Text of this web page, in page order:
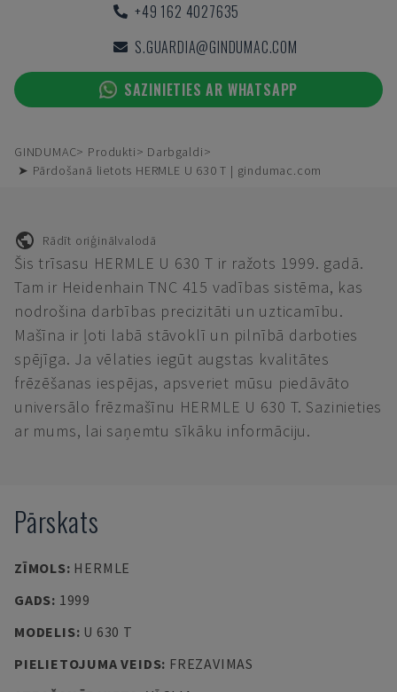
+49 162 4027635
S.GUARDIA@GINDUMAC.COM
SAZINIETIES AR WHATSAPP
GINDUMAC Produkti
Darbgaldi
➤ Pārdošanā lietots HERMLE U 630 T | gindumac.com
Rādīt oriģinālvalodā
Šis trīsasu HERMLE U 630 T ir ražots 1999. gadā.
Tam ir Heidenhain TNC 415 vadības sistēma, kas
nodrošina darbības precizitāti un uzticamību.
Mašīna ir ļoti labā stāvoklī un pilnībā darboties
spējīga. Ja vēlaties iegūt augstas kvalitātes
frēzēšanas iespējas, apsveriet mūsu piedāvāto
universālo frēzmašīnu HERMLE U 630 T. Sazinieties
ar mums, lai saņemtu sīkāku informāciju.
Pārskats
ZĪMOLS: HERMLE
GADS: 1999
MODELIS: U 630 T
PIELIETOJUMA VEIDS: FREZAVIMAS